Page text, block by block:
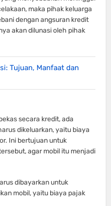
maka pihak keluarga
dengan angsuran kredit
akan dilunasi oleh pihak
Tujuan, Manfaat dan
secara kredit, ada
dikeluarkan, yaitu biaya
Ini bertujuan untuk
agar mobil itu menjadi
dibayarkan untuk
mobil, yaitu biaya pajak